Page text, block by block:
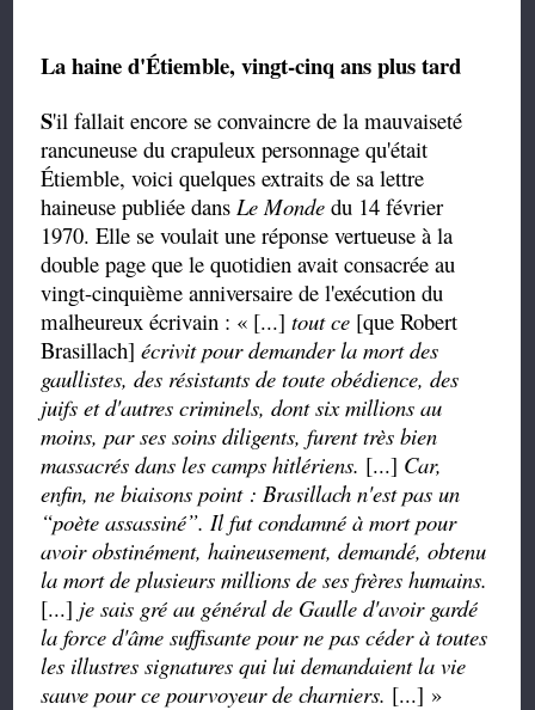
La haine d'Étiemble, vingt-cinq ans plus tard
S'il fallait encore se convaincre de la mauvaiseté
rancuneuse du crapuleux personnage qu'était
Étiemble, voici quelques extraits de sa lettre
haineuse publiée dans Le Mondedu 14 février
1970. Elle se voulait une réponsevertueuseà la
double page que le quotidien avait consacrée au
vingt-cinquième anniversaire de l'exécution du
malheureux écrivain : « [...]tout ce [que Robert
Brasillach] écrivit pour demander la mort des
gaullistes, des résistants de toute obédience, des
juifs et d'autres criminels, dont six millions au
moins, par ses soins diligents, furent très bien
massacrés dans les camps hitlériens. [...] Car,
enfin, ne biaisons point : Brasillach n'est pas un
“poète assassiné”. Il fut condamné à mort pour
avoir obstinément, haineusement, demandé, obtenu
la mort de plusieurs millions de ses frères humains.
[...] je sais gré au général de Gaulle d'avoir gardé
la force d'âme suffisante pour ne pas céder à toutes
les illustres signatures qui lui demandaient la vie
sauve pour ce pourvoyeur de charniers. [...] »